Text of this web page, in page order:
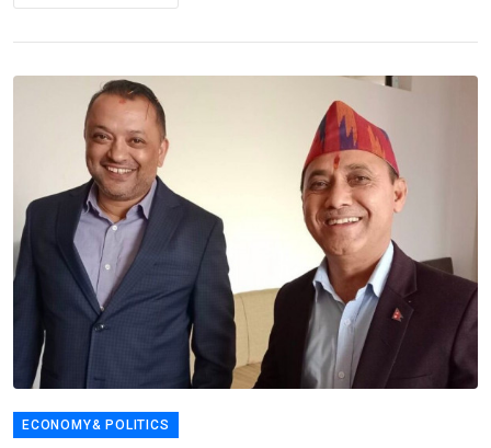
ECONOMY& POLITICS